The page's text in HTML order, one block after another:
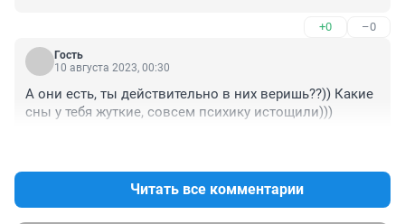
+0 –0
Гость
10 августа 2023, 00:30
А они есть, ты действительно в них веришь??)) Какие
сны у тебя жуткие, совсем психику истощили)))
Читать все комментарии